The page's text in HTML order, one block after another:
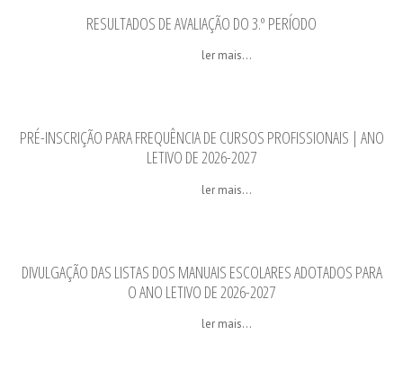
RESULTADOS DE AVALIAÇÃO DO 3.º PERÍODO
ler mais...
PRÉ-INSCRIÇÃO PARA FREQUÊNCIA DE CURSOS PROFISSIONAIS | ANO
LETIVO DE 2026-2027
ler mais...
DIVULGAÇÃO DAS LISTAS DOS MANUAIS ESCOLARES ADOTADOS PARA
O ANO LETIVO DE 2026-2027
ler mais...